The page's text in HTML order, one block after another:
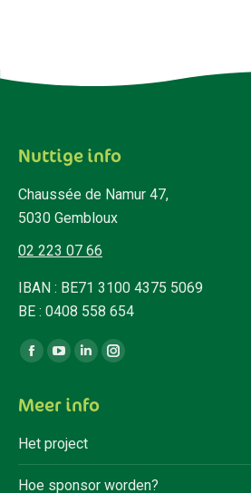
Nuttige info
Chaussée de Namur 47,
5030 Gembloux
02 223 07 66
IBAN : BE71 3100 4375 5069
BE : 0408 558 654
Vind ons op:
Facebook
opens
new
window
YouTube
opens
new
window
Linkedin
opens
window
Instagram
window
Meer info
Het project
Hoe sponsor worden?